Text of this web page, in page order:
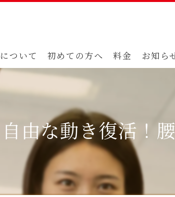
ついて 初めての方へ 料金 お知ら
由な動き復活！